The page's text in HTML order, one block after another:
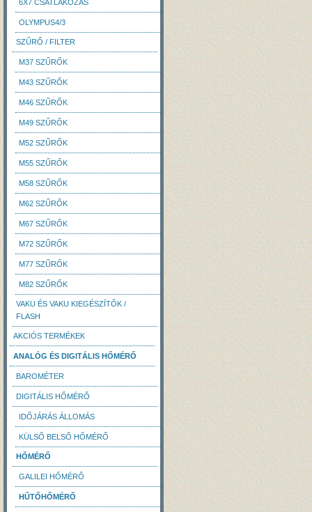
6X7 CSATLAKOZÁS
OLYMPUS4/3
SZŰRŐ / FILTER
M37 SZŰRŐK
M43 SZŰRŐK
M46 SZŰRŐK
M49 SZŰRŐK
M52 SZŰRŐK
M55 SZŰRŐK
M58 SZŰRŐK
M62 SZŰRŐK
M67 SZŰRŐK
M72 SZŰRŐK
M77 SZŰRŐK
M82 SZŰRŐK
VAKU ÉS VAKU KIEGÉSZÍTŐK /
FLASH
AKCIÓS TERMÉKEK
ANALÓG ÉS DIGITÁLIS HŐMÉRŐ
BAROMÉTER
DIGITÁLIS HŐMÉRŐ
IDŐJÁRÁS ÁLLOMÁS
KÜLSŐ BELSŐ HŐMÉRŐ
HŐMÉRŐ
GALILEI HŐMÉRŐ
HŰTŐHŐMÉRŐ